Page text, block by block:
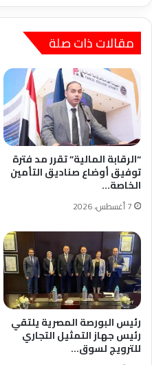
مقالات ذات صلة
“الرقابة المالية” تقرر مد فترة
توفيق أوضاع صناديق التأمين
الخاصة…
7 أغسطس، 2026
رئيس البورصة المصرية يلتقي
رئيس جهاز التمثيل التجاري
للترويج لسوق…